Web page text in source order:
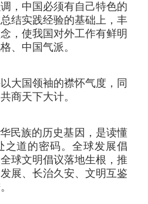
，中国必须有自己特色的
结实践经验的基础上，丰
，使我国对外工作有鲜明
、中国气派。
大国领袖的襟怀气度，同
商天下大计。
民族的历史基因，是读懂
之道的密码。全球发展倡
球文明倡议落地生根，推
展、长治久安、文明互鉴